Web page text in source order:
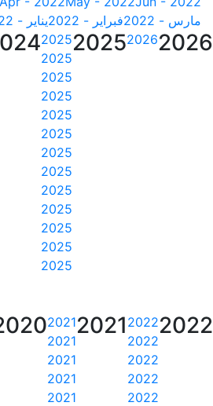
مارس - 2022
فبراير - 2022 يناير - 2022
2026
2026
2025
2025
2025
2025
2025
2025
2025
2025
2025
2025
2025
2025
2025
2025
2022
2022
2022
2022
2022
2022
2021
2021
2021
2021
2021
2021